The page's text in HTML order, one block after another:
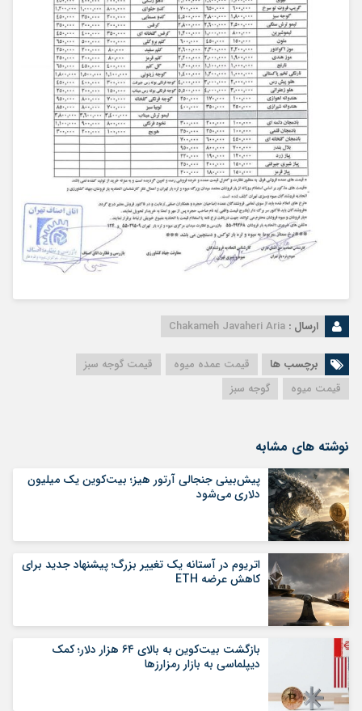
ارسال : Chakameh Javaheri Aria
برچسب ها قیمت عمده میوه
قیمت گوجه سبز
قیمت میوه
گوجه سبز
نوشته های مشابه
پیش‌بینی جنجالی آرتور هیز؛ بیت‌کوین یک میلیون
دلاری می‌شود
اتریوم در آستانه یک تغییر بزرگ؛ پیشنهاد جدید برای
کاهش عرضه ETH
بازگشت بیت‌کوین به بالای ۶۴ هزار دلار؛ کمک
دیپلماسی به بازار رمزارزها